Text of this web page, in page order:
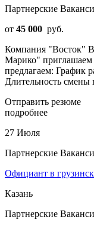
Партнерские
от 45 000 руб.
Компания "Восток"
Марико" приглaшаем
пpeдлaгaeм: График
Длительность смены
Отправить резюме
подробнее
27 Июля
Партнерские
Официант в
Казань
Партнерские